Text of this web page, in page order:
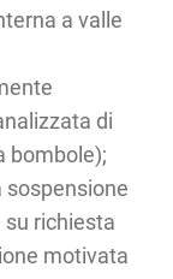
a valle
di
bombole);
richiesta
motivata